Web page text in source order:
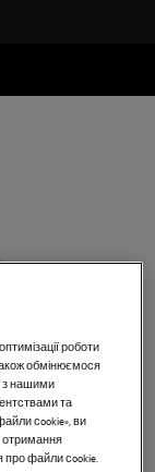
роботи
обмінюємося
з нашими
та
сookie», ви
отримання
про файли сookie.